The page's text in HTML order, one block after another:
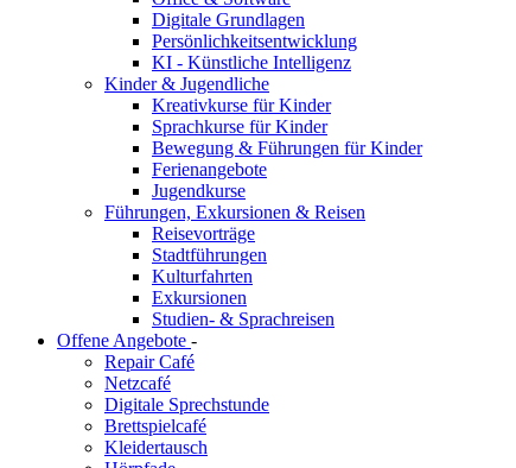
Digitale Grundlagen
Persönlichkeitsentwicklung
KI - Künstliche Intelligenz
Kinder & Jugendliche
Kreativkurse für Kinder
Sprachkurse für Kinder
Bewegung & Führungen für Kinder
Ferienangebote
Jugendkurse
Führungen, Exkursionen & Reisen
Reisevorträge
Stadtführungen
Kulturfahrten
Exkursionen
Studien- & Sprachreisen
Offene Angebote -
Repair Café
Netzcafé
Digitale Sprechstunde
Brettspielcafé
Kleidertausch